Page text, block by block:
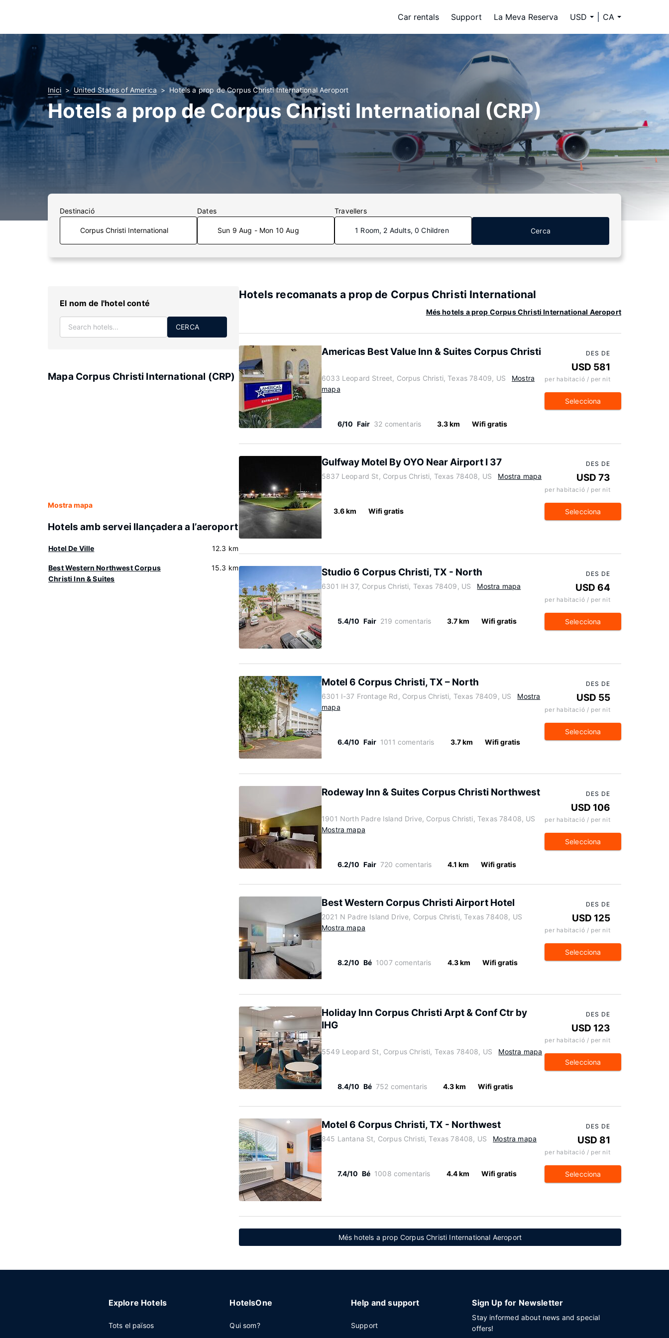
Car rentals Support La Meva Reserva USD CA
Inici United States of America Hotels a prop de Corpus Christi International Aeroport
Hotels a prop de Corpus Christi International (CRP)
Destinació Dates
Sun 9 Aug - Mon 10 Aug
Travellers
1 Room, 2 Adults, 0 Children Cerca
El nom de l'hotel conté
CERCA
Mapa Corpus Christi International (CRP)
Mostra mapa
Hotels amb servei llançadera a l’aeroport
Hotel De Ville 12.3 km
Best Western Northwest Corpus
Christi Inn & Suites
15.3 km
Hotels recomanats a prop de Corpus Christi International
Més hotels a prop Corpus Christi International Aeroport
Americas Best Value Inn & Suites Corpus Christi
6033 Leopard Street, Corpus Christi, Texas 78409, US
Mostra
mapa
6/10 Fair 32 comentaris 3.3 km Wifi gratis
DES DE
USD 581
per habitació / per nit
Selecciona
Gulfway Motel By OYO Near Airport I 37
5837 Leopard St, Corpus Christi, Texas 78408, US Mostra mapa
3.6 km Wifi gratis
DES DE
USD 73
per habitació / per nit
Selecciona
Studio 6 Corpus Christi, TX - North
6301 IH 37, Corpus Christi, Texas 78409, US Mostra mapa
5.4/10 Fair 219 comentaris 3.7 km Wifi gratis
DES DE
USD 64
per habitació / per nit
Selecciona
Motel 6 Corpus Christi, TX – North
6301 I-37 Frontage Rd, Corpus Christi, Texas 78409, US
Mostra
mapa
6.4/10 Fair 1011 comentaris 3.7 km Wifi gratis
DES DE
USD 55
per habitació / per nit
Selecciona
Rodeway Inn & Suites Corpus Christi Northwest
1901 North Padre Island Drive, Corpus Christi, Texas 78408, US
Mostra mapa
6.2/10 Fair 720 comentaris 4.1 km Wifi gratis
DES DE
USD 106
per habitació / per nit
Selecciona
Best Western Corpus Christi Airport Hotel
2021 N Padre Island Drive, Corpus Christi, Texas 78408, US
Mostra mapa
8.2/10 Bé 1007 comentaris 4.3 km Wifi gratis
DES DE
USD 125
per habitació / per nit
Selecciona
Holiday Inn Corpus Christi Arpt & Conf Ctr by
IHG
5549 Leopard St, Corpus Christi, Texas 78408, US Mostra mapa
8.4/10 Bé 752 comentaris 4.3 km Wifi gratis
DES DE
USD 123
per habitació / per nit
Selecciona
Motel 6 Corpus Christi, TX - Northwest
845 Lantana St, Corpus Christi, Texas 78408, US Mostra mapa
7.4/10 Bé 1008 comentaris 4.4 km Wifi gratis
DES DE
USD 81
per habitació / per nit
Selecciona
Més hotels a prop Corpus Christi International Aeroport
Explore Hotels
Tots el països
HotelsOne
Qui som?
Help and support
Support
Sign Up for Newsletter
Stay informed about news and special
offers!